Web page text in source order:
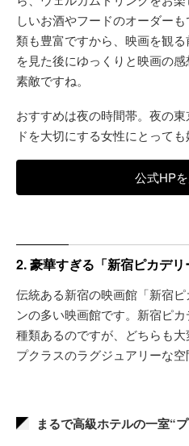
しいお酒やフードのオーダー
類も豊富ですから、映画を観
を見た後にゆっくりと映画の
素敵ですね。
おすすめは夜の時間帯。夜の
ドを大切にする女性にとって
公式HP
2. 豪華すぎる「新宿ピカデリ
伝統ある新宿の映画館「新宿
ンの多い映画館です。新宿ピ
種類あるのですが、どちらも
プクラスのラグジュアリーな空
まるで高級ホテルの一室“